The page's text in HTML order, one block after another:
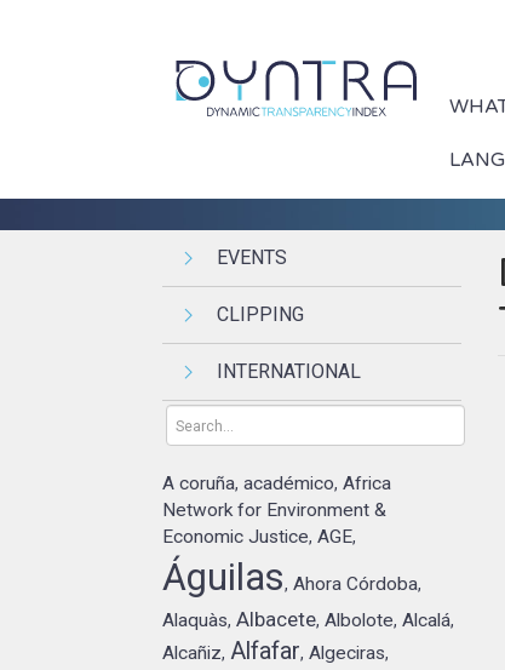
EVENTS
CLIPPING
INTERNATIONAL
A coruña,académico,Africa
Network for Environment &
Economic Justice,AGE,
Águilas,Ahora Córdoba,
Alaquàs,Albacete,Albolote,Alcalá,
Alcañiz, Alfafar,Algeciras,